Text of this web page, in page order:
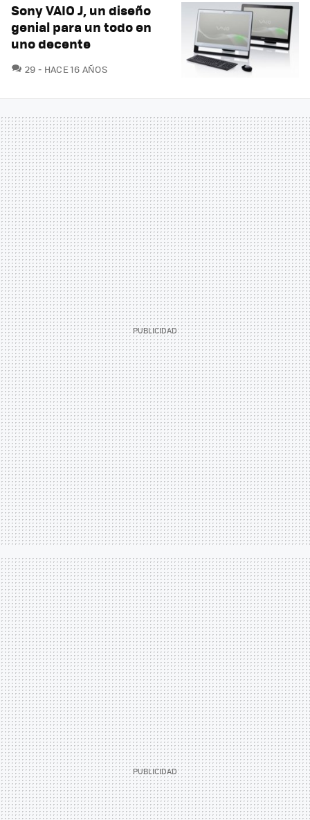
Sony VAIO J, un diseño
genial para un todo en
uno decente
29 COMENTARIOS
HACE 16 AÑOS